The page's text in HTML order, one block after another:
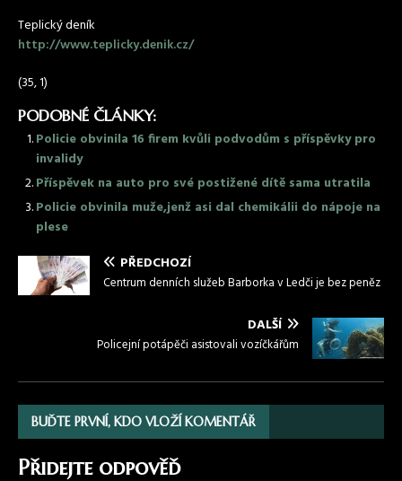
Teplický deník
http://www.teplicky.denik.cz/
(35, 1)
PODOBNÉ ČLÁNKY:
Policie obvinila 16 firem kvůli podvodům s příspěvky pro
invalidy
Příspěvek na auto pro své postižené dítě sama utratila
Policie obvinila muže,jenž asi dal chemikálii do nápoje na
plese
PŘEDCHOZÍ
Centrum denních služeb Barborka v Ledči je bez peněz
DALŠÍ
Policejní potápěči asistovali vozíčkářům
BUĎTE PRVNÍ, KDO VLOŽÍ KOMENTÁŘ
Přidejte odpověď